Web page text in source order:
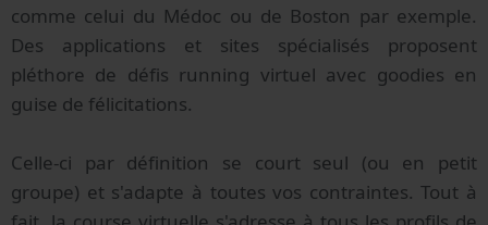
comme celui du Médoc ou de Boston par exemple.
Des applications et sites spécialisés proposent
pléthore de défis running virtuel avec goodies en
guise de félicitations.
Celle-ci par définition se court seul (ou en petit
groupe) et s'adapte à toutes vos contraintes. Tout à